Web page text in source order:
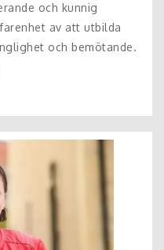
och kunnig
av att utbilda
och bemötande.